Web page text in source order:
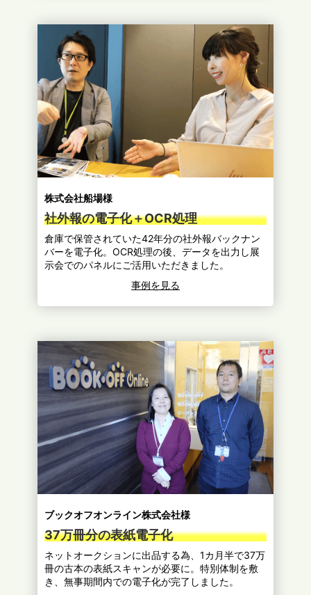
株式会社船場様
社外報の電子化＋OCR処理
倉庫で保管されていた42年分の社外報バックナン
バーを電子化。OCR処理の後、データを出力し展
示会でのパネルにご活用いただきました。
事例を見る
ブックオフオンライン株式会社様
37万冊分の表紙電子化
ネットオークションに出品する為、1カ月半で37万
冊の古本の表紙スキャンが必要に。特別体制を敷
き、無事期間内での電子化が完了しました。